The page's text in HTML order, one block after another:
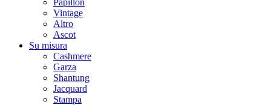
Papillon
Vintage
Altro
Ascot
Su misura
Cashmere
Garza
Shantung
Jacquard
Stampa